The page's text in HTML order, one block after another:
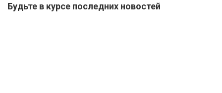
Будьте в курсе последних новостей